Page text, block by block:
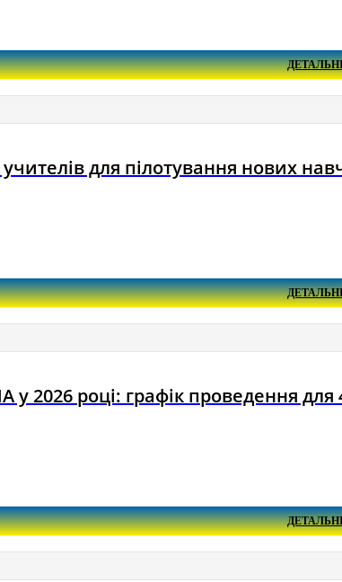
для пілотування нових
2026 році: графік проведення для